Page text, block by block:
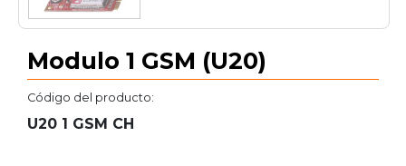
Modulo 1 GSM (U20)
Código del producto:
U20 1 GSM CH